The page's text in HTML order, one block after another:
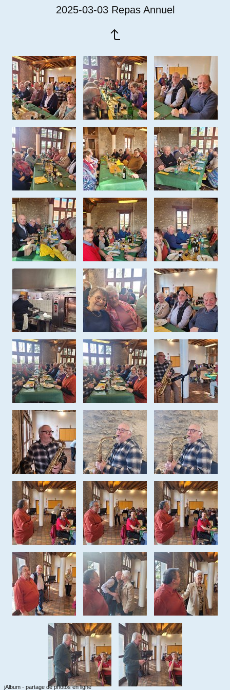
2025-03-03 Repas Annuel
jAlbum - partage de photos en ligne